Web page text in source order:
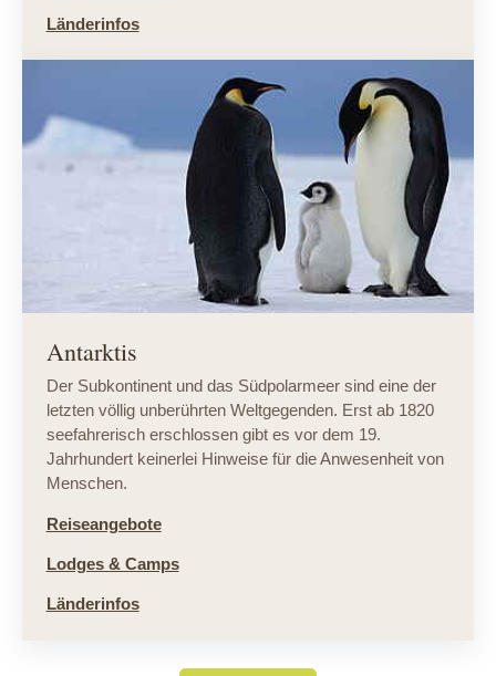
Länderinfos
Antarktis
Der Subkontinent und das Südpolarmeer sind eine der
letzten völlig unberührten Weltgegenden. Erst ab 1820
seefahrerisch erschlossen gibt es vor dem 19.
Jahrhundert keinerlei Hinweise für die Anwesenheit von
Menschen.
Reiseangebote
Lodges & Camps
Länderinfos